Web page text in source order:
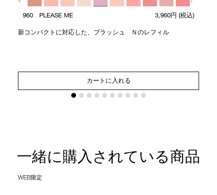
960 PLEASE ME 3,960円 (税込)
新コンパクトに対応した、ブラッシュ Ｎのレフィル
カートに入れる
一緒に購入されている商品
WEB限定